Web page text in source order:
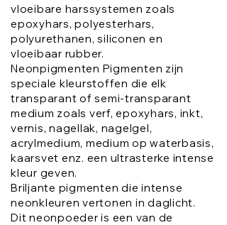
vloeibare harssystemen zoals
epoxyhars, polyesterhars,
polyurethanen, siliconen en
vloeibaar rubber.
Neonpigmenten Pigmenten zijn
speciale kleurstoffen die elk
transparant of semi-transparant
medium zoals verf, epoxyhars, inkt,
vernis, nagellak, nagelgel,
acrylmedium, medium op waterbasis,
kaarsvet enz. een ultrasterke intense
kleur geven.
Briljante pigmenten die intense
neonkleuren vertonen in daglicht.
Dit neonpoeder is een van de